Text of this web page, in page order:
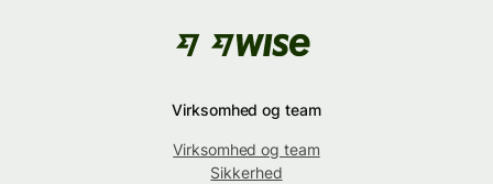
Virksomhed og team
Virksomhed og team
Sikkerhed